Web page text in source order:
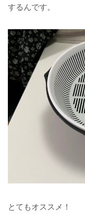
するんです。
とてもオススメ！